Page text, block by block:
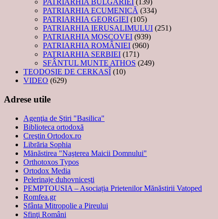
PATRIARHIA BULGARIEI (139)
PATRIARHIA ECUMENICĂ (334)
PATRIARHIA GEORGIEI (105)
PATRIARHIA IERUSALIMULUI (251)
PATRIARHIA MOSCOVEI (939)
PATRIARHIA ROMÂNIEI (960)
PATRIARHIA SERBIEI (171)
SFÂNTUL MUNTE ATHOS (249)
TEODOSIE DE CERKASÎ (10)
VIDEO (629)
Adrese utile
Agenţia de Ştiri "Basilica"
Biblioteca ortodoxă
Creştin Ortodox.ro
Librăria Sophia
Mănăstirea "Naşterea Maicii Domnului"
Orthotoxos Typos
Ortodox Media
Pelerinaje duhovnicești
PEMPTOUSIA – Asociația Prietenilor Mănăstirii Vatoped
Romfea.gr
Sfânta Mitropolie a Pireului
Sfinţi Români